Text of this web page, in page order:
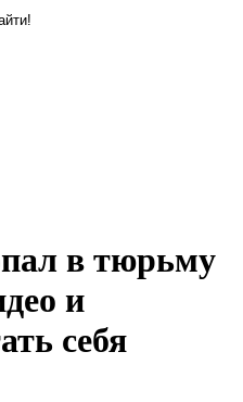
в тюрьму
и
себя